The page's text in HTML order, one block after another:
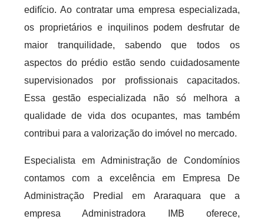
edifício. Ao contratar uma empresa especializada,
os proprietários e inquilinos podem desfrutar de
maior tranquilidade, sabendo que todos os
aspectos do prédio estão sendo cuidadosamente
supervisionados por profissionais capacitados.
Essa gestão especializada não só melhora a
qualidade de vida dos ocupantes, mas também
contribui para a valorização do imóvel no mercado.
Especialista em Administração de Condomínios
contamos com a excelência em Empresa De
Administração Predial em Araraquara que a
empresa Administradora IMB oferece,